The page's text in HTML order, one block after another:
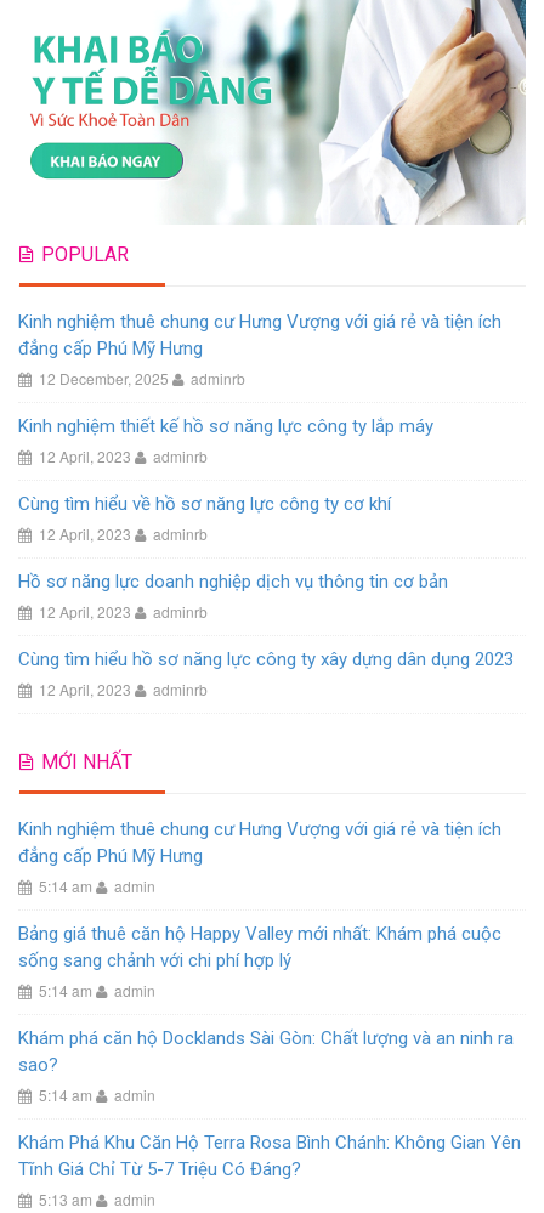
POPULAR
Kinh nghiệm thuê chung cư Hưng Vượng với giá rẻ và tiện ích
đẳng cấp Phú Mỹ Hưng
12 December, 2025 adminrb
Kinh nghiệm thiết kế hồ sơ năng lực công ty lắp máy
12 April, 2023 adminrb
Cùng tìm hiểu về hồ sơ năng lực công ty cơ khí
12 April, 2023 adminrb
Hồ sơ năng lực doanh nghiệp dịch vụ thông tin cơ bản
12 April, 2023 adminrb
Cùng tìm hiểu hồ sơ năng lực công ty xây dựng dân dụng 2023
12 April, 2023 adminrb
MỚI NHẤT
Kinh nghiệm thuê chung cư Hưng Vượng với giá rẻ và tiện ích
đẳng cấp Phú Mỹ Hưng
5:14 am admin
Bảng giá thuê căn hộ Happy Valley mới nhất: Khám phá cuộc
sống sang chảnh với chi phí hợp lý
5:14 am admin
Khám phá căn hộ Docklands Sài Gòn: Chất lượng và an ninh ra
sao?
5:14 am admin
Khám Phá Khu Căn Hộ Terra Rosa Bình Chánh: Không Gian Yên
Tĩnh Giá Chỉ Từ 5-7 Triệu Có Đáng?
5:13 am admin